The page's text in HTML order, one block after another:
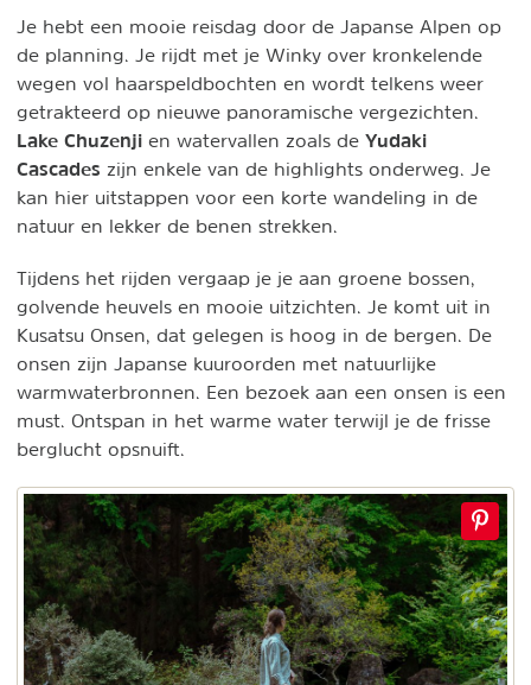
Je hebt een mooie reisdag door de Japanse Alpen op
de planning. Je rijdt met je Winky over kronkelende
wegen vol haarspeldbochten en wordt telkens weer
getrakteerd op nieuwe panoramische vergezichten.
Lake Chuzenji en watervallen zoals de Yudaki
Cascades zijn enkele van de highlights onderweg. Je
kan hier uitstappen voor een korte wandeling in de
natuur en lekker de benen strekken.
Tijdens het rijden vergaap je je aan groene bossen,
golvende heuvels en mooie uitzichten. Je komt uit in
Kusatsu Onsen, dat gelegen is hoog in de bergen. De
onsen zijn Japanse kuuroorden met natuurlijke
warmwaterbronnen. Een bezoek aan een onsen is een
must. Ontspan in het warme water terwijl je de frisse
berglucht opsnuift.